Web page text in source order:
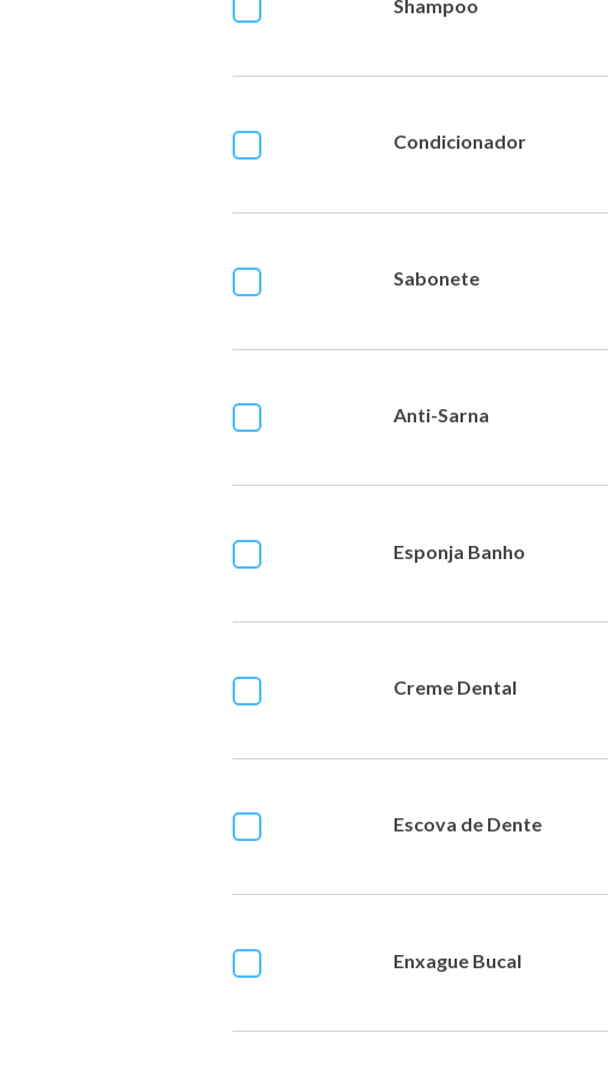
Shampoo
Condicionador
Sabonete
Anti-Sarna
Esponja Banho
Creme Dental
Escova de Dente
Enxague Bucal